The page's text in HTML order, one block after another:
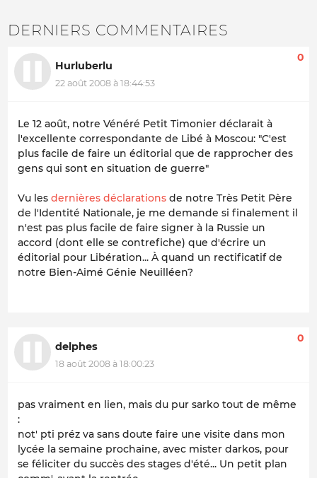
DERNIERS COMMENTAIRES
Hurluberlu
22 août 2008 à 18:44:53
0
Le 12 août, notre Vénéré Petit Timonier déclarait à
l'excellente correspondante de Libé à Moscou: "C'est
plus facile de faire un éditorial que de rapprocher des
gens qui sont en situation de guerre"
Vu les dernières déclarations de notre Très Petit Père
de l'Identité Nationale, je me demande si finalement il
n'est pas plus facile de faire signer à la Russie un
accord (dont elle se contrefiche) que d'écrire un
éditorial pour Libération... À quand un rectificatif de
notre Bien-Aimé Génie Neuilléen?
delphes
18 août 2008 à 18:00:23
0
pas vraiment en lien, mais du pur sarko tout de même
:
not' pti préz va sans doute faire une visite dans mon
lycée la semaine prochaine, avec mister darkos, pour
se féliciter du succès des stages d'été... Un petit plan